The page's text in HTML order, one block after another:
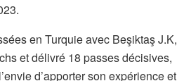
en Turquie avec Beşiktaş J.K,
et délivré 18 passes décisives,
d’apporter son expérience et